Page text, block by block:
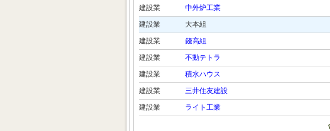
建設業
中外炉工業
建設業
大本組
建設業
錢高組
建設業
不動テトラ
建設業
積水ハウス
建設業
三井住友建設
建設業
ライト工業